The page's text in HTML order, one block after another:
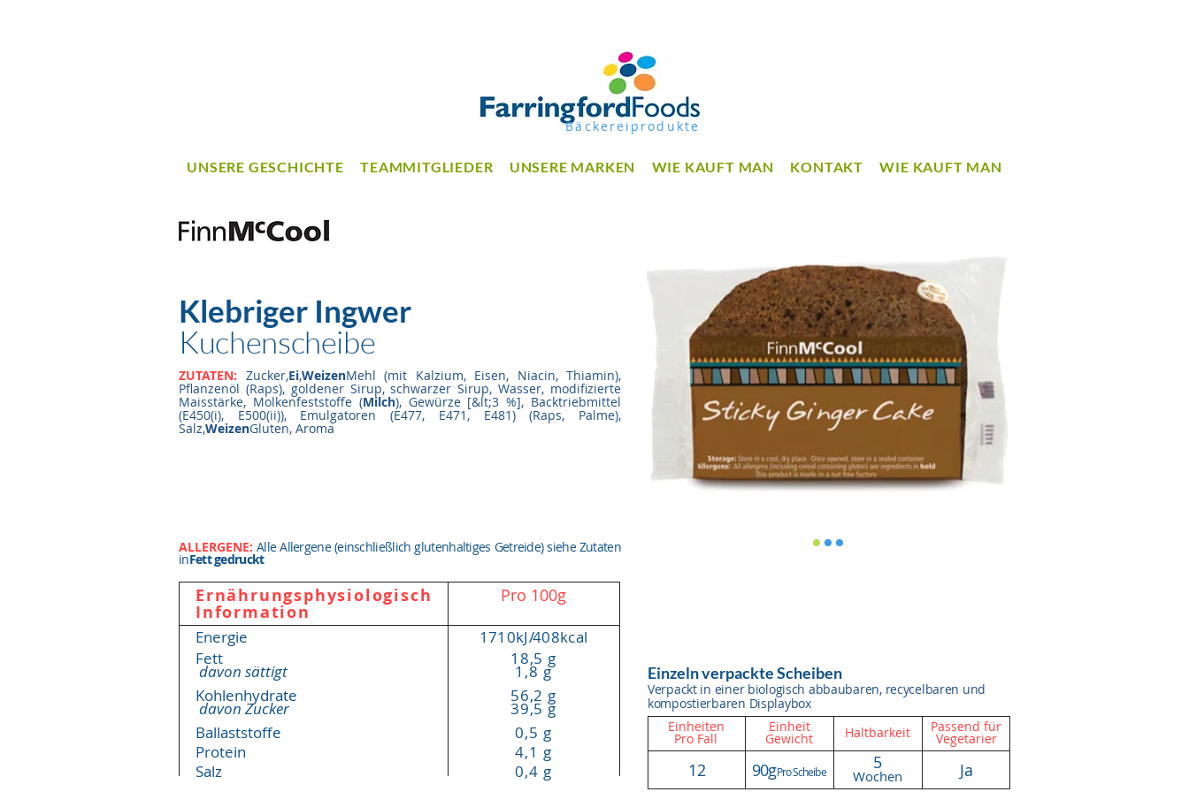
Bäckereiprodukte
UNSERE GESCHICHTE TEAMMITGLIEDER UNSERE MARKEN WIE KAUFT MAN KONTAKT WIE KAUFT MAN
Klebriger Ingwer
Kuchenscheibe
ZUTATEN: Zucker,Ei,WeizenMehl (mit Kalzium, Eisen, Niacin, Thiamin),
Pflanzenöl (Raps), goldener Sirup, schwarzer Sirup, Wasser, modifizierte
Maisstärke, Molkenfeststoffe (Milch), Gewürze [&lt;3 %], Backtriebmittel
(E450(i), E500(ii)), Emulgatoren (E477, E471, E481) (Raps, Palme),
Salz,WeizenGluten, Aroma
ALLERGENE: Alle Allergene (einschließlich glutenhaltiges Getreide) siehe Zutaten
inFett gedruckt
Ernährungsphysiologisch
Information
Pro 100g
Energie
Fett
davon sättigt
Kohlenhydrate
davon Zucker
Ballaststoffe
Protein
Salz
1710kJ/408kcal
18,5 g
1,8 g
56,2 g
39,5 g
0,5 g
4,1 g
0,4 g
Einzeln verpackte Scheiben
Verpackt in einer biologisch abbaubaren, recycelbaren und
kompostierbaren Displaybox
Einheiten
Pro Fall
Einheit
Gewicht Haltbarkeit Passend für
Vegetarier
12 5
Wochen Ja
90gPro Scheibe